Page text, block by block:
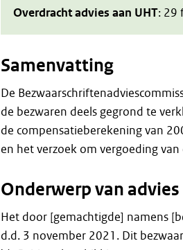
Overdracht advies aan UHT: 29
Samenvatting
De
de bezwaren deels gegrond te
de compensatieberekening van
en het verzoek om vergoeding
Onderwerp van advies
Het door [gemachtigde] namens
d.d. 3 november 2021. Dit